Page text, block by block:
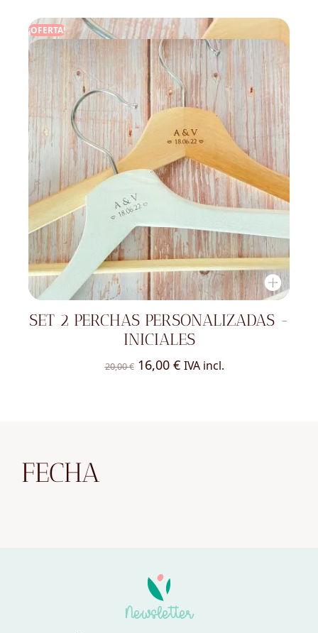
¡OFERTA!
SET 2 PERCHAS PERSONALIZADAS -
INICIALES
20,00€ El
16,00 €ElIVA incl.
FECHA
Newsletter